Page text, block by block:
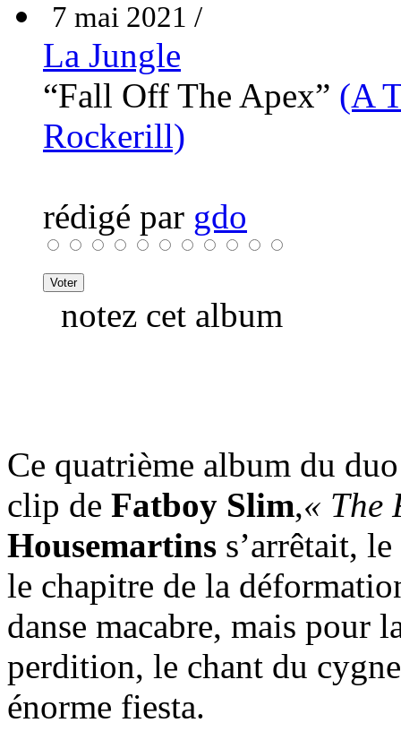
7 mai 2021 /
La Jungle
“Fall Off The Apex” (A
Rockerill)
rédigé par gdo
notez cet album
Ce quatrième album du
clip de Fatboy Slim,« The
Housemartins s’arrêtait,
le chapitre de la
danse macabre, mais pour
perdition, le chant du
énorme fiesta.